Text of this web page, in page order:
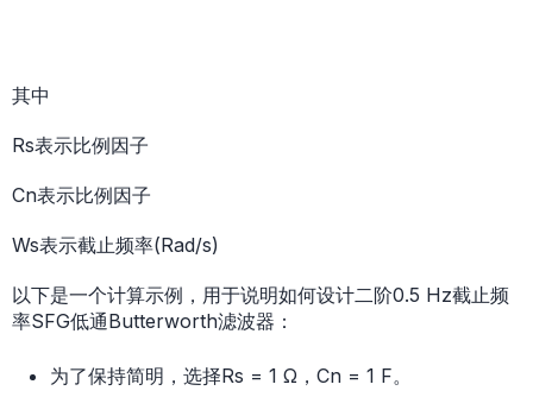
其中
Rs表示比例因子
Cn表示比例因子
Ws表示截止频率(Rad/s)
以下是一个计算示例，用于说明如何设计二阶0.5 Hz截止频
率SFG低通Butterworth滤波器：
为了保持简明，选择Rs = 1 Ω，Cn = 1 F。